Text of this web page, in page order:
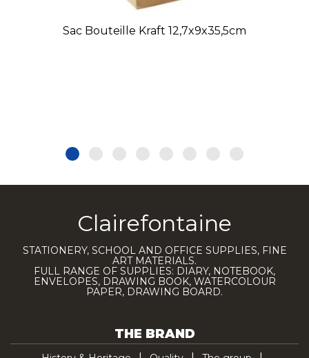
Sac Bouteille Kraft 12,7x9x35,5cm
Clairefontaine
STATIONERY, SCHOOL AND OFFICE SUPPLIES, FINE
ART MATERIALS.
FULL RANGE OF SUPPLIES: DIARY, NOTEBOOK,
ENVELOPES, DRAWING BOOK, WATERCOLOUR
PAPER, DRAWING BOARD.
THE BRAND